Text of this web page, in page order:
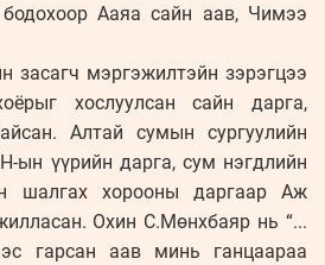
Ааяа сайн аав, Чимээ
засагч мэргэжилтэйн зэрэгцээ
хослуулсан сайн дарга,
Алтай сумын сургуулийн
ын үүрийн дарга, сум нэгдлийн
шалгах хорооны даргаар Аж
Охин С.Мөнхбаяр нь “...
гарсан аав минь ганцаараа